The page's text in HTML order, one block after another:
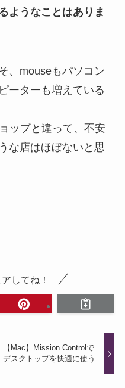
ようなことはありま
、mouseもパソコン
ーターも増えている
ップと違って、不安
な店はほぼないと思
してね！
【Mac】Mission Controlで
デスクトップを快適に使う